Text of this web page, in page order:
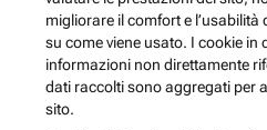
migliorare il comfort e
su come viene usato. I cookie in
informazioni non direttamente
dati raccolti sono aggregati per
sito.